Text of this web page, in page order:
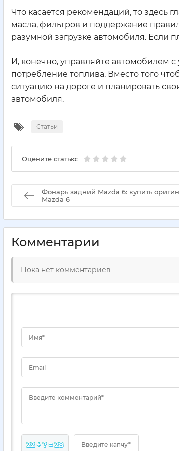
Что касается рекомендаций, то здесь
масла, фильтров и поддержание
разумной загрузке автомобиля. Если
И, конечно, управляйте автомобилем
потребление топлива. Вместо того
ситуацию на дороге и планировать
автомобиля.
Статьи
Оцените статью:
Фонарь задний Mazda 6: купить
Mazda 6
Комментарии
Пока нет комментариев
Имя*
Email
Введите комментарий*
22 + ? = 28 Введите капчу*